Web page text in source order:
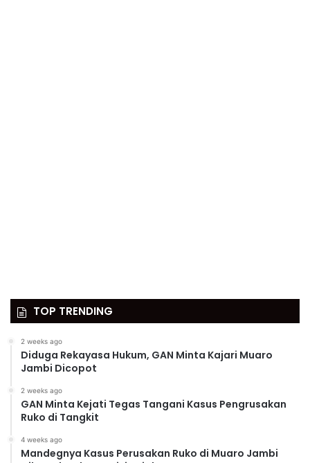
TOP TRENDING
2 weeks ago
Diduga Rekayasa Hukum, GAN Minta Kajari Muaro
Jambi Dicopot
2 weeks ago
GAN Minta Kejati Tegas Tangani Kasus Pengrusakan
Ruko di Tangkit
4 weeks ago
Mandegnya Kasus Perusakan Ruko di Muaro Jambi